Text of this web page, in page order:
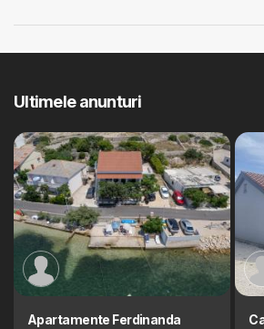
Ultimele anunturi
Apartamente Ferdinanda